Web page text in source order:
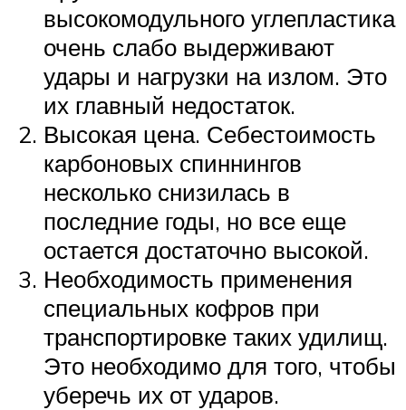
высокомодульного углепластика
очень слабо выдерживают
удары и нагрузки на излом. Это
их главный недостаток.
Высокая цена. Себестоимость
карбоновых спиннингов
несколько снизилась в
последние годы, но все еще
остается достаточно высокой.
Необходимость применения
специальных кофров при
транспортировке таких удилищ.
Это необходимо для того, чтобы
уберечь их от ударов.